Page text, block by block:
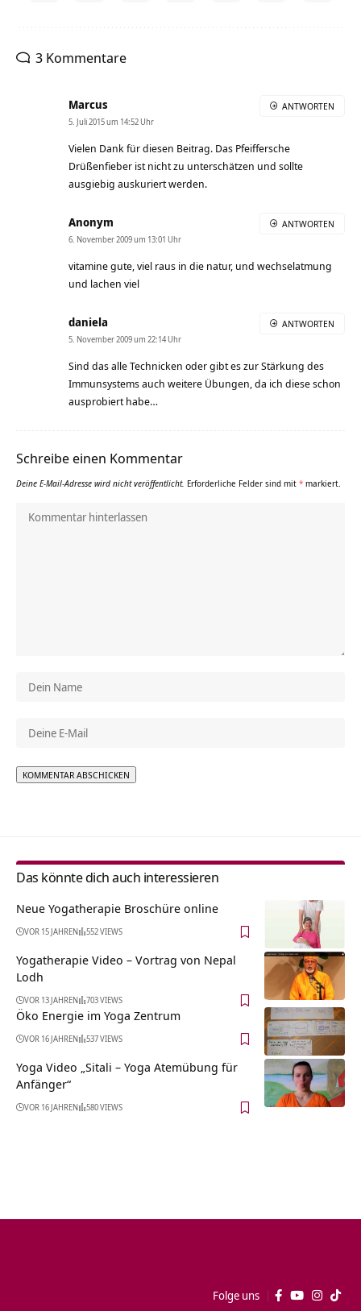
3 Kommentare
Marcus
5. Juli 2015 um 14:52 Uhr
Vielen Dank für diesen Beitrag. Das Pfeiffersche
Drüßenfieber ist nicht zu unterschätzen und sollte
ausgiebig auskuriert werden.
ANTWORTEN
Anonym
6. November 2009 um 13:01 Uhr
vitamine gute, viel raus in die natur, und wechselatmung
und lachen viel
ANTWORTEN
daniela
5. November 2009 um 22:14 Uhr
Sind das alle Technicken oder gibt es zur Stärkung des
Immunsystems auch weitere Übungen, da ich diese schon
ausprobiert habe…
ANTWORTEN
Schreibe einen Kommentar
Deine E-Mail-Adresse wird nicht veröffentlicht. Erforderliche Felder sind mit * markiert.
Das könnte dich auch interessieren
Neue Yogatherapie Broschüre online
VOR 15 JAHREN 552 VIEWS
Yogatherapie Video – Vortrag von Nepal
Lodh
VOR 13 JAHREN 703 VIEWS
Öko Energie im Yoga Zentrum
VOR 16 JAHREN 537 VIEWS
Yoga Video „Sitali – Yoga Atemübung für
Anfänger“
VOR 16 JAHREN 580 VIEWS
Folge uns